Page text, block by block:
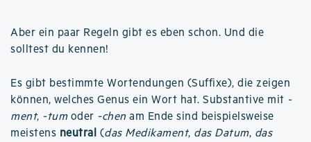
Aber ein paar Regeln gibt es eben schon. Und die
solltest du kennen!
Es gibt bestimmte Wortendungen (Suffixe), die zeigen
können, welches Genus ein Wort hat. Substantive mit -
ment, -tumoder -chen am Ende sind beispielsweise
meistens neutral (das Medikament, das Datum, das